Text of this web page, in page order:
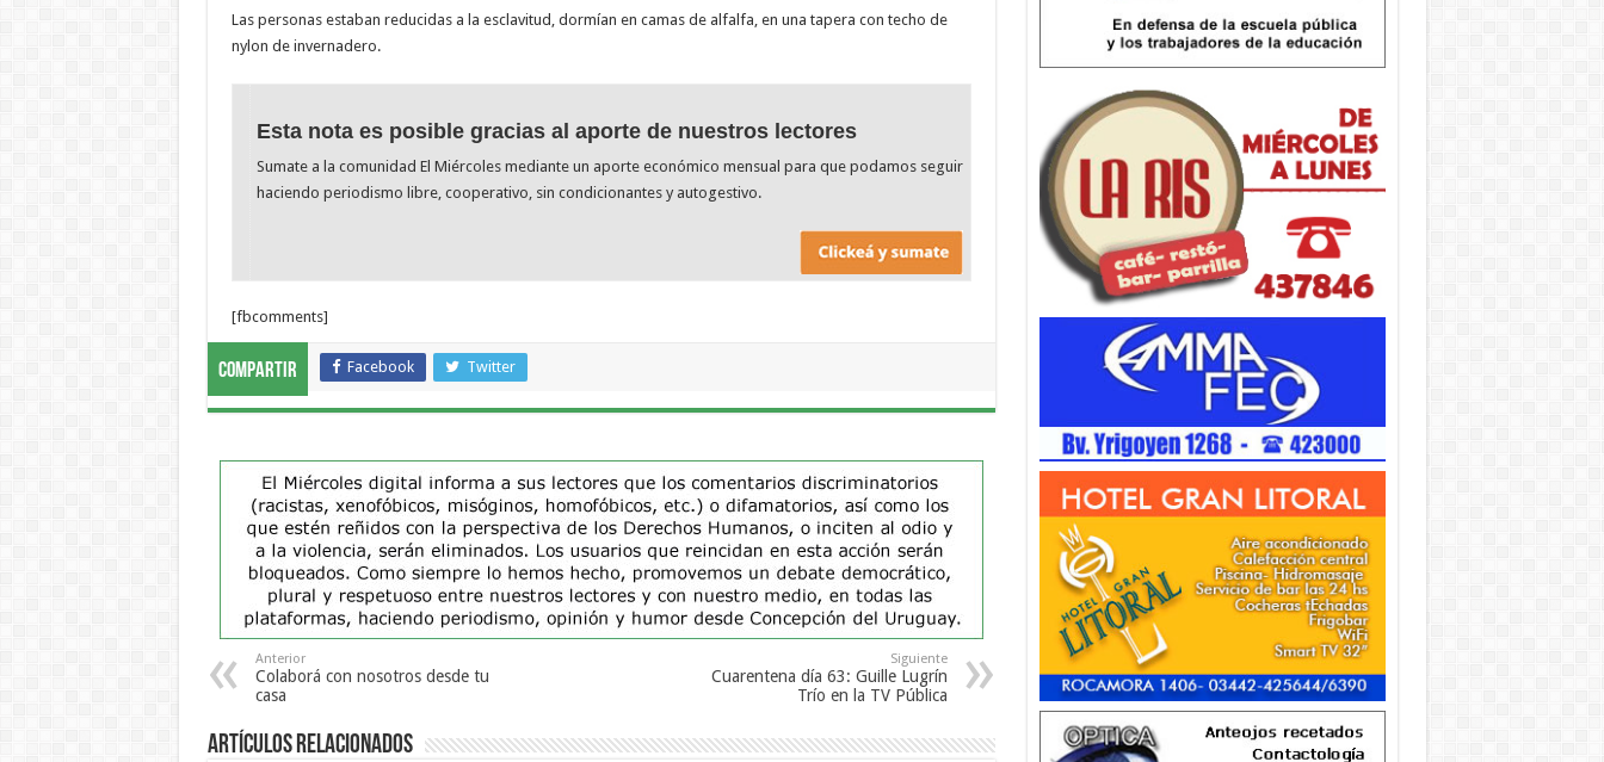
Las personas estaban reducidas a la esclavitud, dormían en camas de alfalfa, en una tapera con techo de
nylon de invernadero.
Esta nota es posible gracias al aporte de nuestros lectores
Sumate a la comunidad El Miércoles mediante un aporte económico mensual para que podamos seguir
haciendo periodismo libre, cooperativo, sin condicionantes y autogestivo.
[fbcomments]
Compartir Facebook Twitter
Anterior
Colaborá con nosotros desde tu
casa
Siguiente
Cuarentena día 63: Guille Lugrín
Trío en la TV Pública
Artículos Relacionados